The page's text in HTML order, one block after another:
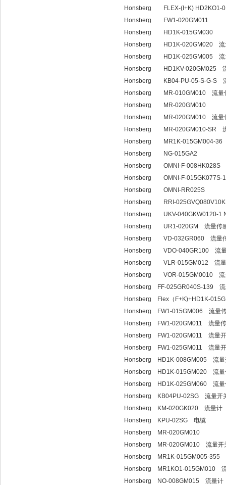
Honsberg FLEX-(I+K) HD2KO1-
Honsberg FW1-020GM011
Honsberg HD1K-015GM030
Honsberg HD1K-020GM020 流
Honsberg HD1K-025GM005 流
Honsberg HD1KV-020GM025
Honsberg KB04-PU-05-S-G-S 流
Honsberg MR-010GM010 流量
Honsberg MR-020GM010
Honsberg MR-020GM010 流量
Honsberg MR-020GM010-SR
Honsberg MR1K-015GM004-
Honsberg NG-015GA2
Honsberg OMNI-F-008HK028S
Honsberg OMNI-F-015GK077S-
Honsberg OMNI-RR025S
Honsberg RRI-
Honsberg UKV-040GKW0120-1
Honsberg UR1-020GM 流量传
Honsberg VD-032GR060 流量
Honsberg VDO-040GR100 流量
Honsberg VLR-015GM012 流量
Honsberg VOR-015GM0010 流
Honsberg FF-025GR040S-139 流
Honsberg Flex（F+K)+HD1K-
Honsberg FW1-015GM006 流量
Honsberg FW1-020GM011 流量
Honsberg FW1-020GM011 流量
Honsberg FW1-025GM011 流量
Honsberg HD1K-008GM005 流量
Honsberg HD1K-015GM020 流量
Honsberg HD1K-025GM060 流量
Honsberg KB04PU-02SG 流量开
Honsberg KM-020GK020 流量计
Honsberg KPU-02SG 电缆
Honsberg MR-020GM010
Honsberg MR-020GM010 流量开
Honsberg MR1K-015GM005-355
Honsberg MR1KO1-015GM010
Honsberg NO-008GM015 流量计